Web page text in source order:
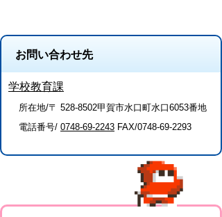
お問い合わせ先
学校教育課
所在地/〒 528-8502甲賀市水口町水口6053番地
電話番号/ 0748-69-2243 FAX/0748-69-2293